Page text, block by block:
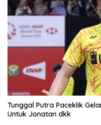
Tunggal Putra Paceklik
Untuk Jonatan dkk